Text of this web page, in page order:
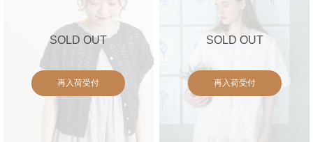
SOLD OUT
再入荷受付
SOLD OUT
再入荷受付